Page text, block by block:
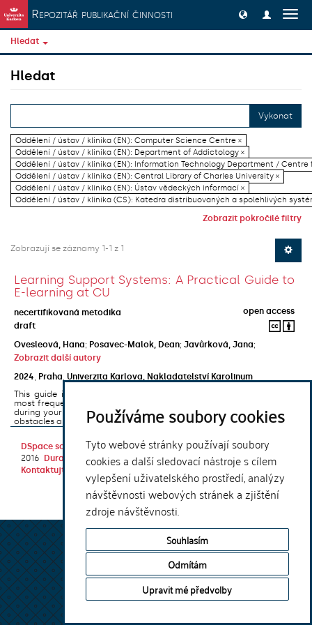
Používáme soubory cookies
Tyto webové stránky používají soubory
cookies a další sledovací nástroje s cílem
vylepšení uživatelského prostředí, analýzy
návštěvnosti webových stránek a zjištění
zdroje návštěvnosti.
Souhlasím
Odmítám
Upravit mé předvolby
Přeskočit na obsah
Repozitář publikační činnosti
Hledat
Hledat
Vykonat
Oddělení / ústav / klinika (EN): Computer Science Centre ×
Oddělení / ústav / klinika (EN): Department of Addictology ×
Oddělení / ústav / klinika (EN): Information Technology Department / Centre
Oddělení / ústav / klinika (EN): Central Library of Charles University ×
Oddělení / ústav / klinika (EN): Ústav vědeckých informací ×
Oddělení / ústav / klinika (CS): Katedra distribuovaných a spolehlivých
Zobrazit pokročilé filtry
Zobrazují se záznamy 1-1 z 1
Learning Support Systems: A Practical Guide to
E-learning at CU
necertifikovaná metodika
open access
draft
Ovesleová, Hana; Posavec-Malok, Dean; Javůrková, Jana;
Zobrazit další autory
2024
Praha Univerzita Karlova, Nakladatelství Karolinum
This guide introduces the e-learning support tools that are used
most frequently at Charles University and that you may encounter
during your studies. It will also help you to avoid the most common
obstacles associated ...
DSpace softwarecopyright © 2002-
2016
DuraSpace
Kontaktujte nás
Theme by